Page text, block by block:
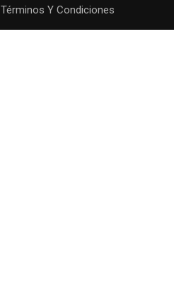
Términos Y Condiciones